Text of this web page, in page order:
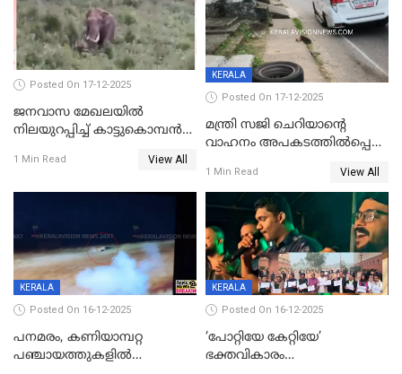
Posted On 17-12-2025
ജനവാസ മേഖലയില്‍
നിലയുറപ്പിച്ച് കാട്ടുകൊമ്പന്‍
1 Min Read View All
KERALA
Posted On 17-12-2025
മന്ത്രി സജി ചെറിയാന്റെ
വാഹനം അപകടത്തിൽപ്പെട്ടു;
രക്ഷപ്പെട്ടത് തലനാരിടയ്ക്ക്
1 Min Read View All
KERALA
Posted On 16-12-2025
പനമരം, കണിയാമ്പറ്റ
പഞ്ചായത്തുകളിൽ
KERALA
Posted On 16-12-2025
‘പോറ്റിയേ കേറ്റിയേ’
ഭക്തവികാരം